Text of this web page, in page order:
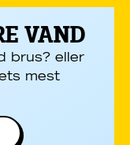
VAND
brus? eller
mest